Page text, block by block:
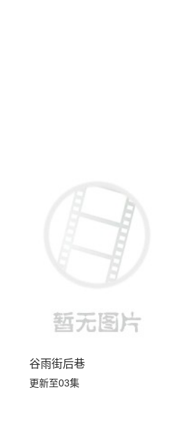
谷雨街后巷
更新至03集